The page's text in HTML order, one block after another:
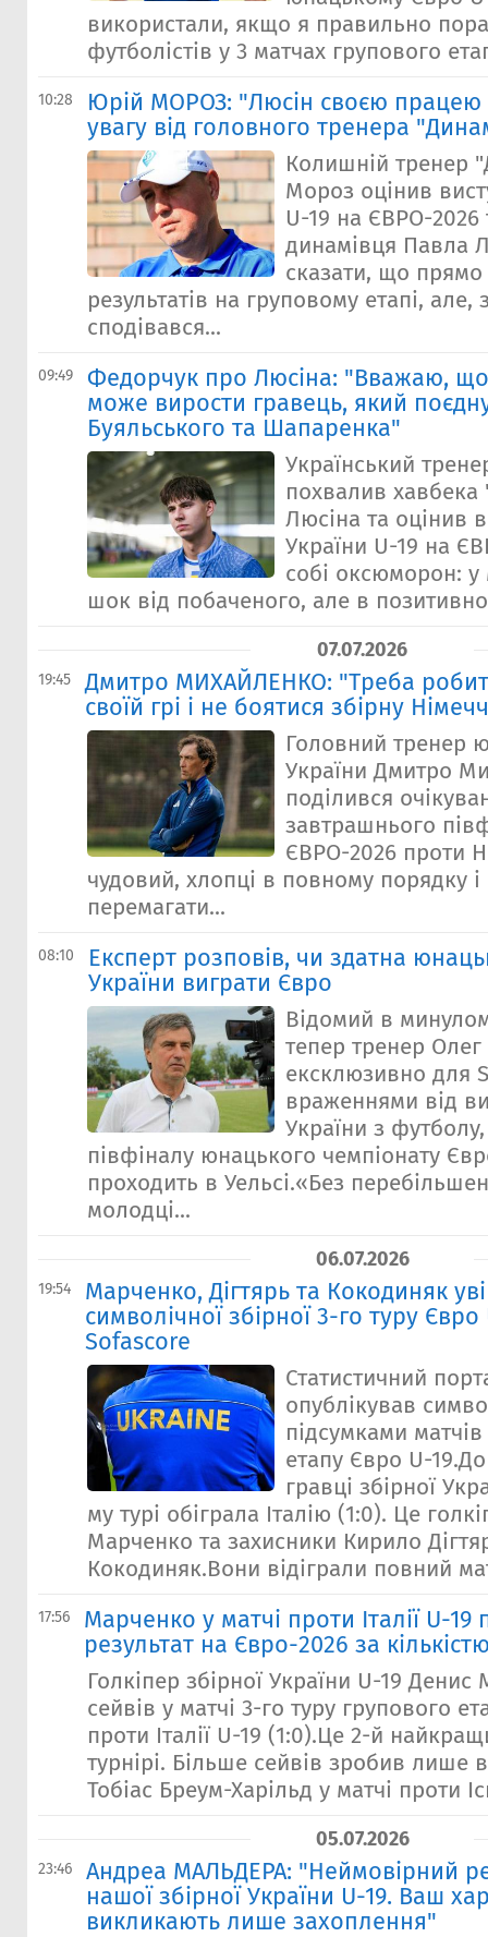
використали, якщо я правильно
футболістів у 3 матчах групового
10:28
Юрій МОРОЗ: "Люсін своєю працею
увагу від головного тренера
Колишній тренер
Мороз оцінив
U-19 на ЄВРО-
динамівця Павла
сказати, що прямо
результатів на груповому етапі,
сподівався...
09:49
Федорчук про Люсіна: "Вважаю,
може вирости гравець, який
Буяльського та Шапаренка"
Український
похвалив
Люсіна та оцінив
України U-19 на
собі оксюморон:
шок від побаченого, але в
07.07.2026
19:45
Дмитро МИХАЙЛЕНКО: "Треба
своїй грі і не боятися збірну
Головний тренер
України Дмитро
поділився
завтрашнього
ЄВРО-2026 проти
чудовий, хлопці в повному порядку і
перемагати...
08:10
Експерт розповів, чи здатна
України виграти Євро
Відомий в
тепер тренер
ексклюзивно для
враженнями від
України з
півфіналу юнацького чемпіонату
проходить в Уельсі.«Без
молодці...
06.07.2026
19:54
Марченко, Дігтярь та Кокодиняк
символічної збірної 3-го туру Євро
Sofascore
Статистичний
опублікував
підсумками
етапу Євро U-
гравці збірної
му турі обіграла Італію (1:0). Це
Марченко та захисники Кирило
Кокодиняк.Вони відіграли повний
17:56
Марченко у матчі проти Італії U-19
результат на Євро-2026 за
Голкіпер збірної України U-19
сейвів у матчі 3-го туру групового
проти Італії U-19 (1:0).Це 2-й
турнірі. Більше сейвів зробив лише
Тобіас Бреум-Харільд у матчі проти
05.07.2026
23:46
Андреа МАЛЬДЕРА: "Неймовірний
нашої збірної України U-19. Ваш
викликають лише захоплення"